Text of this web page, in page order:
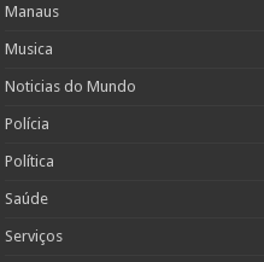
Manaus
Musica
Noticias do Mundo
Polícia
Política
Saúde
Serviços